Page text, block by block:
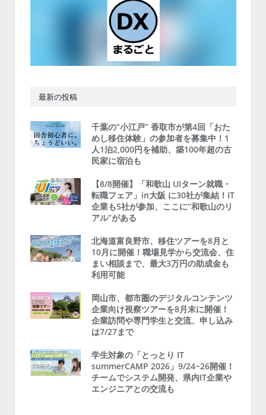
最新の投稿
千葉の“小江戸” 香取市が第4回「おた
めし移住体験」の参加者を募集中！1
人1泊2,000円を補助、築100年超の古
民家に宿泊も
【8/8開催】「和歌山 UIターン就職・
転職フェア」in大阪 に30社が集結！IT
企業も5社が参加、ここに“和歌山のリ
アル”がある
北海道富良野市、移住ツアーを8月と
10月に開催！職場見学から交流会、住
まい相談まで、最大3万円の助成金も
利用可能
岡山市、都市圏のデジタルコンテンツ
企業向け視察ツアーを8月末に開催！
企業訪問や専門学生と交流、申し込み
は7/27まで
学生対象の「とっとり IT
summerCAMP 2026」9/24~26開催！
チームでシステム開発、県内IT企業や
エンジニアとの交流も